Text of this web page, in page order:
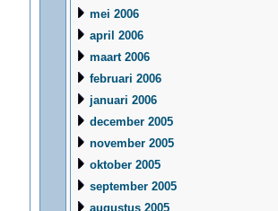
mei 2006
april 2006
maart 2006
februari 2006
januari 2006
december 2005
november 2005
oktober 2005
september 2005
augustus 2005